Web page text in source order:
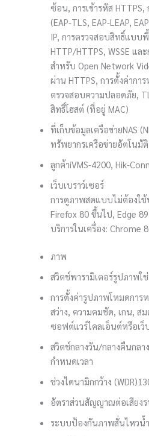
ซ้อน, การเข้ารหัส
(EAP-TLS, EAP-LEAP,
IP, การตรวจสอบสิทธิ์แบบ
HTTP/HTTPS, WSSE แ
สำหรับ Open Network
ผ่าน HTTPS, การตั้งค่ากา
ตรวจสอบความปลอดภัย,
สิทธิ์โฮสต์ (ที่อยู่ MAC)
ที่เก็บข้อมูลเครือข่ายNAS
ทรัพยากรเครือข่ายอัตโนมัติ
ลูกค้าiVMS-4200, Hik-
เว็บเบราว์เซอร์
การดูภาพสดแบบไม่ต้องใ
Firefox 80 ขึ้นไป, Edge
บริการในเครื่อง: Chrome
ภาพ
สวิตช์พารามิเตอร์รูปภาพใช่
การตั้งค่ารูปภาพโหมดการ
สว่าง, ความคมชัด, เกน, ส
ซอฟต์แวร์ไคลเอ็นต์หรือเว็
สวิตช์กลางวัน/กลางคืนกลา
กำหนดเวลา
ช่วงไดนามิกกว้าง (WDR)
อัตราส่วนสัญญาณต่อเสียงร
ระบบป้องกันภาพสั่นไหวน้